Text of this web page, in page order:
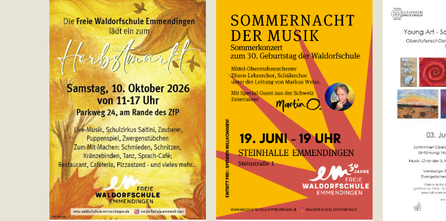
Sommernacht
der
Musik
Veranstaltungen
Young
Art –
Ausstellung
von
Schülerarbeiten
aus der
OS